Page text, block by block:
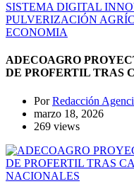
ECONOMIA
ADECOAGRO
DE PROFERTIL TRAS
PorRedacción
marzo 18, 2026
269 views
NACIONALES